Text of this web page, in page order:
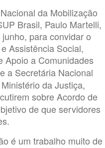
da Mobilização
Brasil, Paulo Martelli,
para convidar o
Assistência Social,
Apoio a Comunidades
e a Secretária Nacional
da Justiça,
sobre Acordo de
de que servidores
é um trabalho muito de